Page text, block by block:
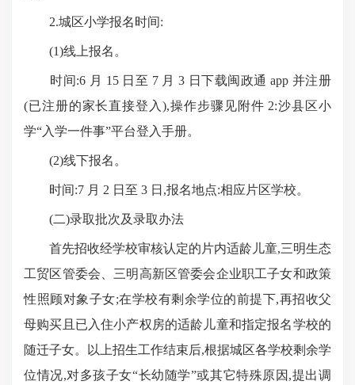
2.城区小学报名时间:
(1)线上报名。
时间:6 月 15 日至 7 月 3 日下载闽政通 app 并注册
(已注册的家长直接登入),操作步骤见附件 2:沙县区小
学“入学一件事”平台登入手册。
(2)线下报名。
时间:7 月 2 日至 3 日,报名地点:相应片区学校。
(二)录取批次及录取办法
首先招收经学校审核认定的片内适龄儿童,三明生态
工贸区管委会、三明高新区管委会企业职工子女和政策
性照顾对象子女;在学校有剩余学位的前提下,再招收父
母购买且已入住小产权房的适龄儿童和指定报名学校的
随迁子女。以上招生工作结束后,根据城区各学校剩余学
位情况,对多孩子女“长幼随学”或其它特殊原因,提出调